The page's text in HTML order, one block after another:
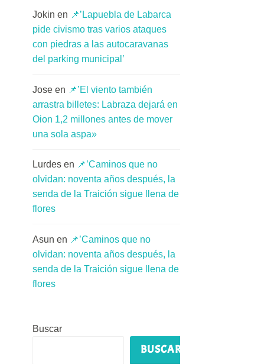
Jokin en 📌’Lapuebla de Labarca
pide civismo tras varios ataques
con piedras a las autocaravanas
del parking municipal’
Jose en 📌’El viento también
arrastra billetes: Labraza dejará en
Oion 1,2 millones antes de mover
una sola aspa»
Lurdes en 📌’Caminos que no
olvidan: noventa años después, la
senda de la Traición sigue llena de
flores
Asun en 📌’Caminos que no
olvidan: noventa años después, la
senda de la Traición sigue llena de
flores
Buscar
BUSCAR